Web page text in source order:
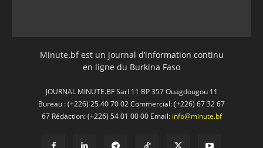
Minute.bf est un journal d’information continu
en ligne du Burkina Faso
JOURNAL MINUTE.BF Sarl 11 BP 357 Ouagdougou 11
Bureau : (+226) 25 40 70 02 Commercial: (+226) 67 32 67
67 Rédaction: (+226) 54 01 00 00 Email: info@minute.bf